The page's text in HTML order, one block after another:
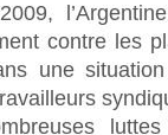
contre les
une
luttes